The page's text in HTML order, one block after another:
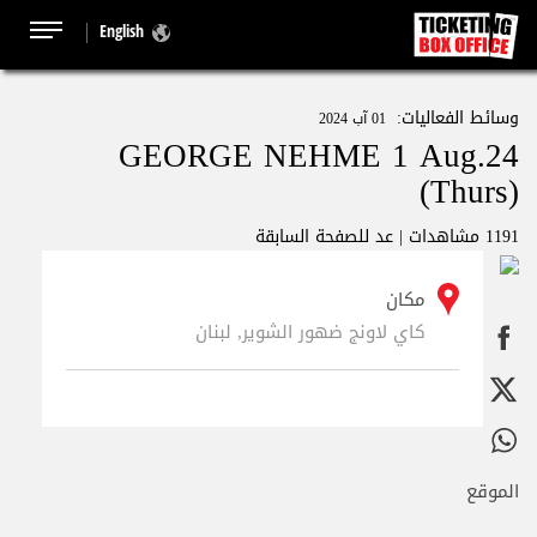
English
وسائط الفعاليات:
GEORGE NEHME 1 Aug.24
(Thurs)
1191 مشاهدات | عد للصفحة السابقة
مكان
كاي لاونج ضهور الشوير, لبنان
الموقع